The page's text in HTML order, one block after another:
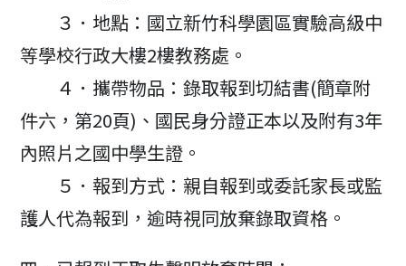
３．地點：國立新竹科學園區實驗高級中
等學校行政大樓2樓教務處。
４．攜帶物品：錄取報到切結書(簡章附
件六，第20頁)、國民身分證正本以及附有3年
內照片之國中學生證。
５．報到方式：親自報到或委託家長或監
護人代為報到，逾時視同放棄錄取資格。